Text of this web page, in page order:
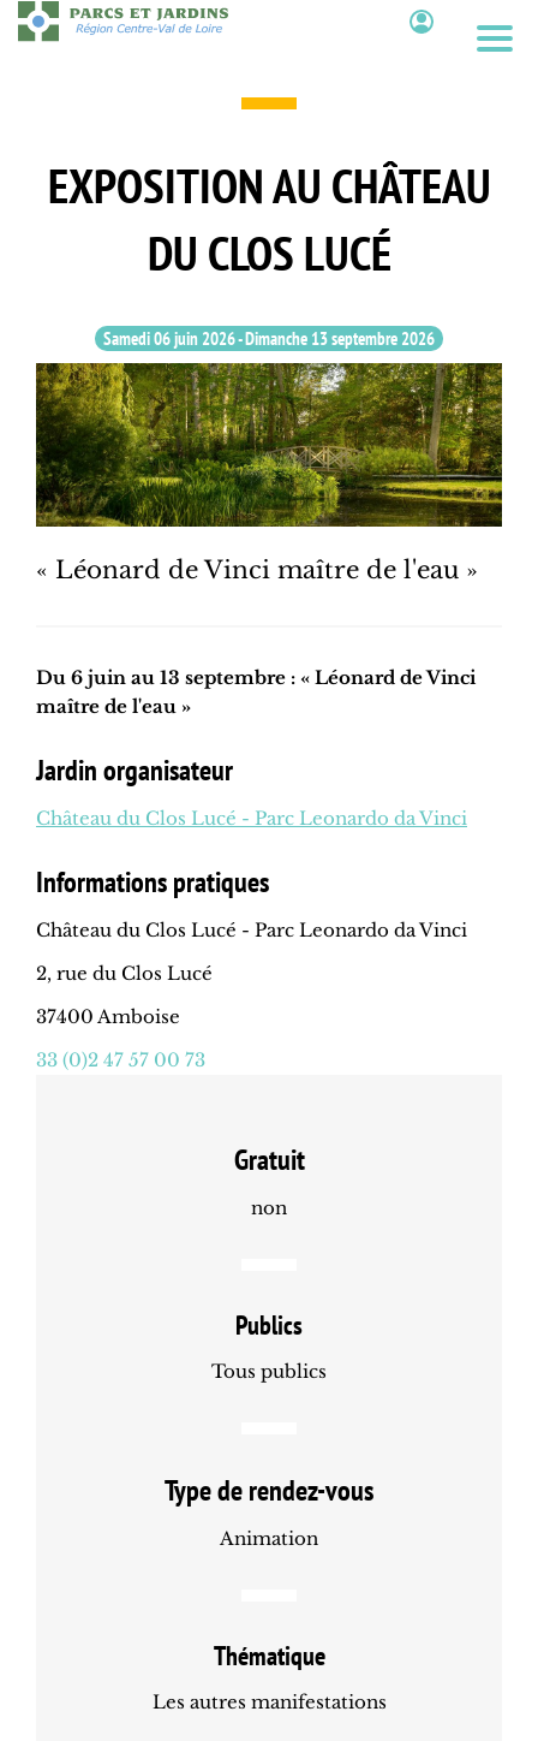
Aller
au
EXPOSITION AU CHÂTEAU
DU CLOS LUCÉ
Samedi 06 juin 2026-Dimanche 13 septembre 2026
« Léonard de Vinci maître de l'eau »
Du 6 juin au 13 septembre : « Léonard de Vinci
maître de l'eau »
Jardin organisateur
Château du Clos Lucé - Parc Leonardo da Vinci
Informations pratiques
Château du Clos Lucé - Parc Leonardo da Vinci
2, rue du Clos Lucé
37400 Amboise
33 (0)2 47 57 00 73
Gratuit
non
Publics
Tous publics
Type de rendez-vous
Animation
Thématique
Les autres manifestations